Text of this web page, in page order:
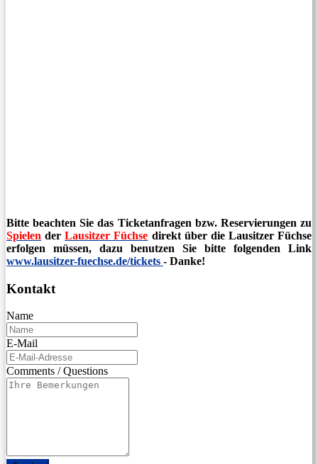
Bitte beachten Sie das Ticketanfragen bzw. Reservierungen zu
Spielen derLausitzer Füchse direkt über die Lausitzer Füchse
erfolgen müssen, dazu benutzen Sie bitte folgenden Link
www.lausitzer-fuechse.de/tickets - Danke!
Kontakt
Name
E-Mail
Comments / Questions